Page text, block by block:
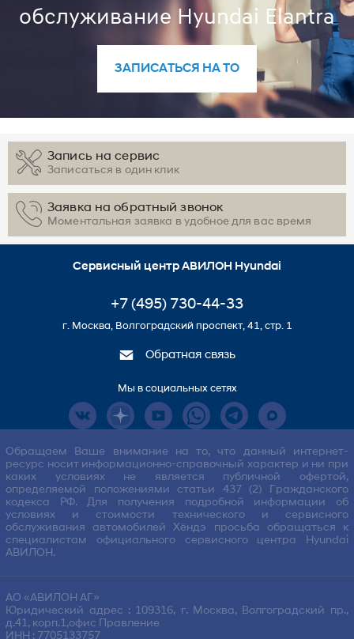
обслуживание Hyundai Elantra
ЗАПИСАТЬСЯ НА ТО
Запись на сервис
Записаться в один клик
Заявка на обратный звонок
Моментальная заявка в удобное для вас время
Сервисный центр АВИЛОН Hyundai
+7 (495) 730-44-33
г. Москва, Волгоградский проспект, 41, стр. 1
Обратная связь
Мы в социальных сетях
Обращаем Ваше внимание на то, что данный интернет-
ресурс носит информационно-справочный характер и ни при
каких условиях не является публичной офертой,
определяемой положениями статьи 437 (2) Гражданского
кодекса РФ. Для получения подробной информации об
условиях и стоимости технического и сервисного
обслуживания автомобилей Хёндэ просьба обращаться к
специалистам официального сервисного центра Hyundai
АВИЛОН.
АО «АВИЛОН АГ»
Юридический адрес : 109316, г. Москва, Волгоградский пр.,
д.41, корп.1,офис Правление
ИНН : 7705133757